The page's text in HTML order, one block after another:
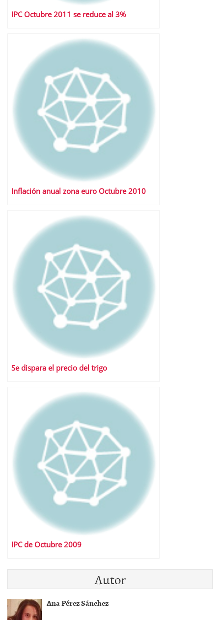
IPC Octubre 2011 se reduce al 3%
Inflación anual zona euro Octubre 2010
Se dispara el precio del trigo
IPC de Octubre 2009
Autor
Ana Pérez Sánchez